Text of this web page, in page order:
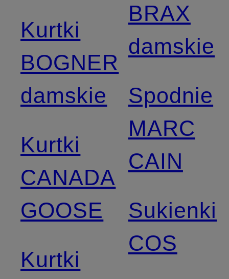
Kurtki
BOGNER
damskie
Kurtki
CANADA
GOOSE
Kurtki
BRAX
damskie
Spodnie
MARC
CAIN
Sukienki
COS